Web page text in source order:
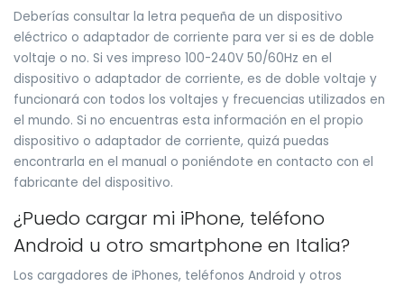
Deberías consultar la letra pequeña de un dispositivo
eléctrico o adaptador de corriente para ver si es de doble
voltaje o no. Si ves impreso 100-240V 50/60Hz en el
dispositivo o adaptador de corriente, es de doble voltaje y
funcionará con todos los voltajes y frecuencias utilizados en
el mundo. Si no encuentras esta información en el propio
dispositivo o adaptador de corriente, quizá puedas
encontrarla en el manual o poniéndote en contacto con el
fabricante del dispositivo.
¿Puedo cargar mi iPhone, teléfono
Android u otro smartphone en Italia?
Los cargadores de iPhones, teléfonos Android y otros